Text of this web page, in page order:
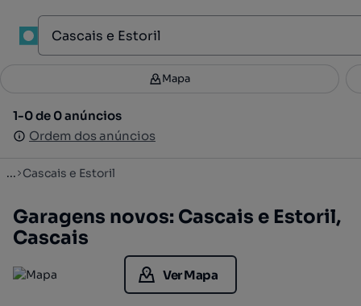
Filtros 3
1-0 de 0 anúncios
Ordem dos anúncios
Mapa
1-0 de 0 anúncios
Ordem dos anúncios
... Cascais e Estoril
Garagens novos: Cascais e Estoril,
Cascais
Ver Mapa